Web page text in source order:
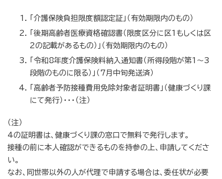
「介護保険負担限度額認定証」（有効期限内のもの）
「後期高齢者医療資格確認書（限度区分に区1もしくは区
2の記載があるもの）」（有効期限内のもの）
「令和8年度介護保険料納入通知書（所得段階が第1～3
段階のものに限る）」（7月中旬発送済）
「高齢者予防接種費用免除対象者証明書」（健康づくり課
にて発行）・・・（注）
（注）
4の証明書は、健康づくり課の窓口で無料で発行します。
接種の前に本人確認ができるものを持参の上、申請してくださ
い。
なお、同世帯以外の人が代理で申請する場合は、委任状が必要